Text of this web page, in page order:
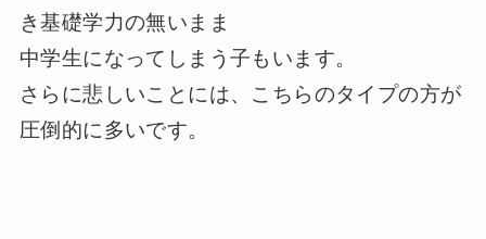
き基礎学力の無いまま
中学生になってしまう子もいます。
さらに悲しいことには、こちらのタイプの方が
圧倒的に多いです。